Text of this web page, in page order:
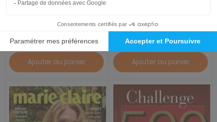
58,65 €
Ajouter au panier
140,40 €
82,37 €
Ajouter au panier